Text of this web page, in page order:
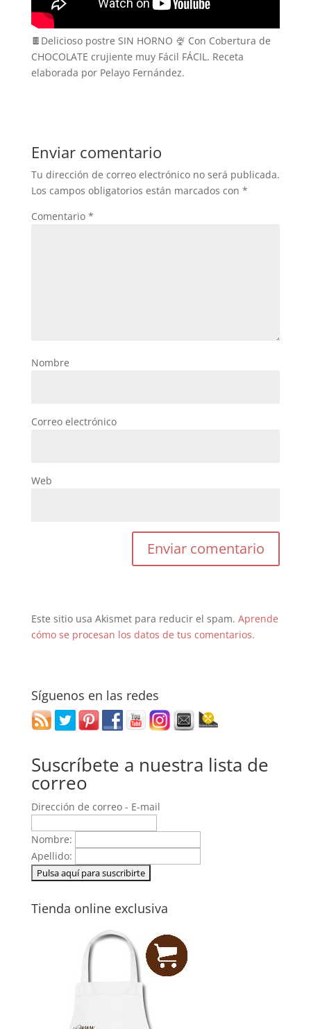
🍫Delicioso postre SIN HORNO 🍨 Con Cobertura de
CHOCOLATE crujiente muy Fácil FÁCIL. Receta
elaborada por Pelayo Fernández.
Enviar comentario
Tu dirección de correo electrónico no será publicada.
Los campos obligatorios están marcados con *
Comentario *
Nombre
Correo electrónico
Web
Este sitio usa Akismet para reducir el spam. Aprende
cómo se procesan los datos de tus comentarios.
Síguenos en las redes
Suscríbete a nuestra lista de
correo
Dirección de correo - E-mail
Nombre:
Apellido:
Tienda online exclusiva